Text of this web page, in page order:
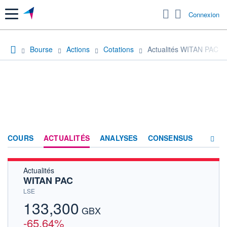
Menu Connexion
Bourse Actions Cotations Actualités WITAN PAC
COURS ACTUALITÉS ANALYSES CONSENSUS
Actualités
WITAN PAC
LSE
133,300 GBX
-65,64%